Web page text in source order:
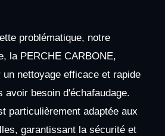
problématique, notre
la PERCHE CARBONE,
nettoyage efficace et rapide
avoir besoin d'échafaudage.
particulièrement adaptée aux
garantissant la sécurité et